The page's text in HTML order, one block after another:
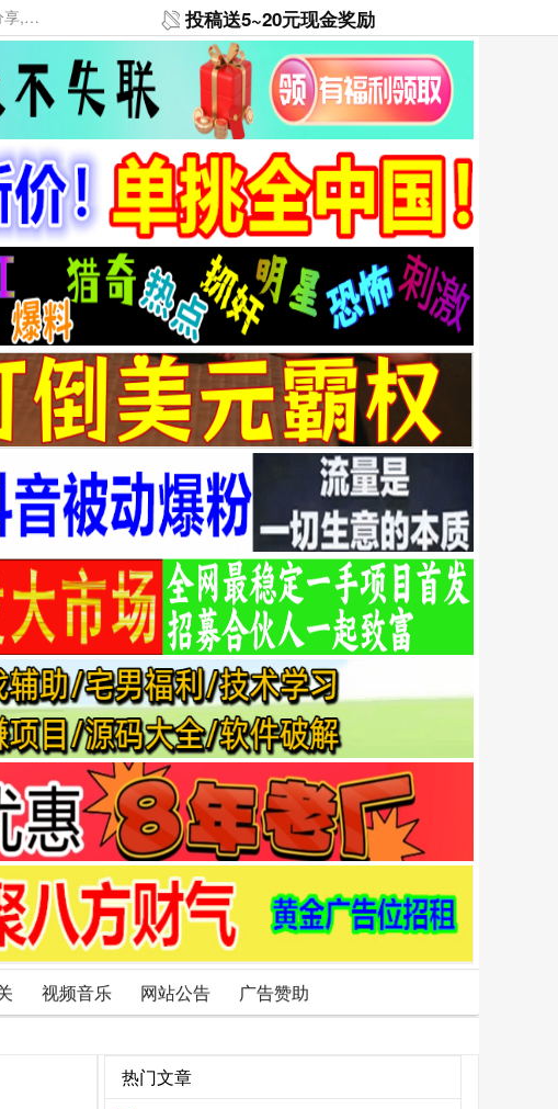
本网站提供资源工具下载，大老表资源工具，大表哥资源网软件工具，大老表资源下载，活动线报福利资源分享,活动线报，大型网游经典游戏，网络热门技术游戏辅助交流与分享。 投稿送5~20元现金奖励
视频音乐 网站公告 广告赞助
热门文章